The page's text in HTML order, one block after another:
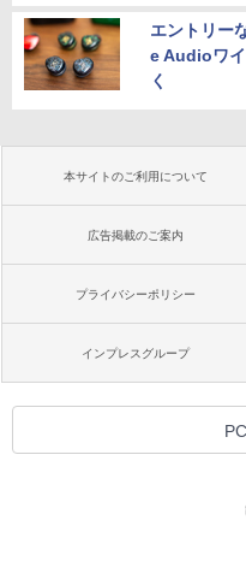
エントリー
e Audioワ
く
本サイトのご利用について
広告掲載のご案内
プライバシーポリシー
インプレスグループ